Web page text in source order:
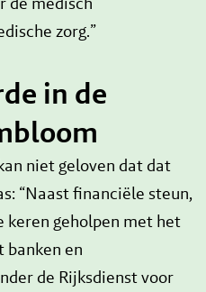
zorg.”
in de
niet geloven dat dat
“Naast financiële steun,
keren geholpen met het
banken en
de Rijksdienst voor